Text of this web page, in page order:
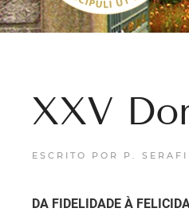
XXV
ESCRITO POR P.
DA FIDELIDADE À